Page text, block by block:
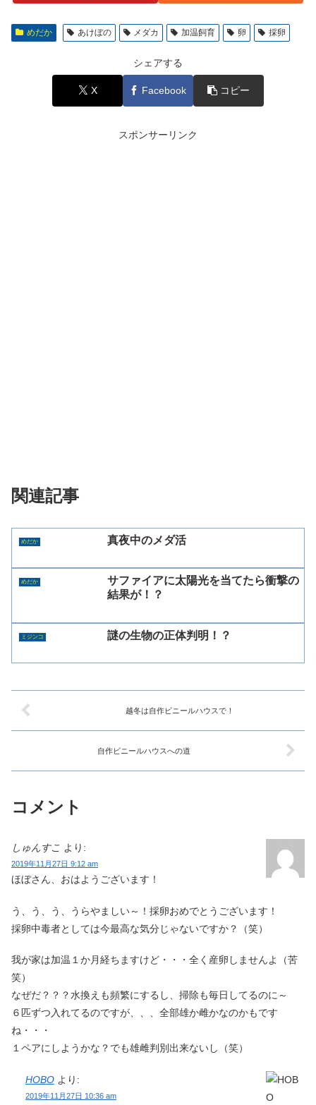
めだか あけぼの メダカ 加温飼育 卵 採卵
シェアする
X Facebook コピー
スポンサーリンク
関連記事
めだか 真夜中のメダ活
めだか
サファイアに太陽光を当てたら衝撃の
結果が！？
ミジンコ 謎の生物の正体判明！？
越冬は自作ビニールハウスで！
自作ビニールハウスへの道
コメント
しゅんすこ より:
2019年11月27日 9:12 am
ほぼさん、おはようございます！
う、う、う、うらやましい～！採卵おめでとうございます！
採卵中毒者としては今最高な気分じゃないですか？（笑）
我が家は加温１か月経ちますけど・・・全く産卵しませんよ（苦
笑）
なぜだ？？？水換えも頻繁にするし、掃除も毎日してるのに～
６匹ずつ入れてるのですが、、、全部雄か雌かなのかもです
ね・・・
１ペアにしようかな？でも雄雌判別出来ないし（笑）
HOBO より:
2019年11月27日 10:36 am